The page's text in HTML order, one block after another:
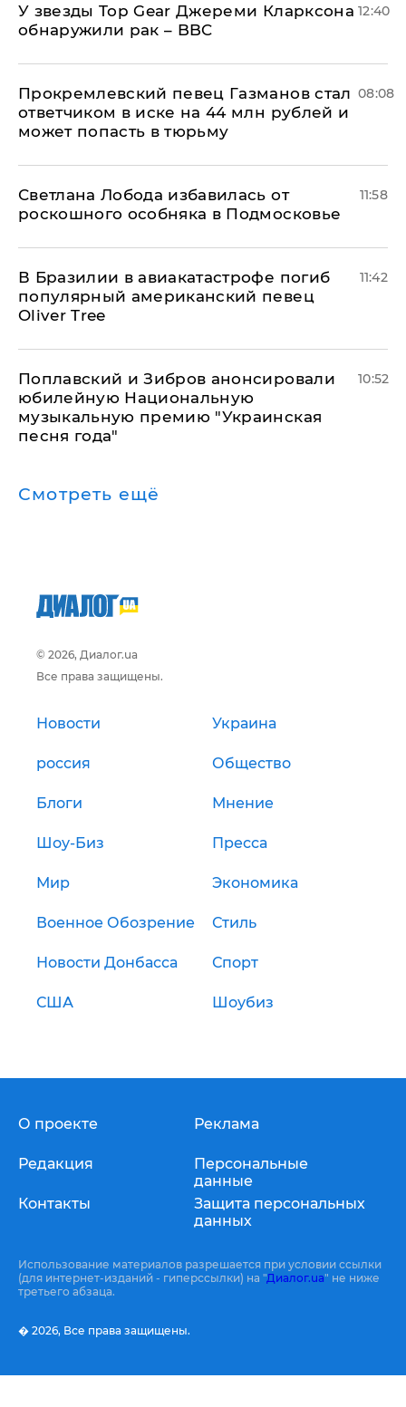
У звезды Top Gear Джереми Кларксона
обнаружили рак – BBC
12:40
Прокремлевский певец Газманов стал
ответчиком в иске на 44 млн рублей и
может попасть в тюрьму
08:08
Светлана Лобода избавилась от
роскошного особняка в Подмосковье
11:58
В Бразилии в авиакатастрофе погиб
популярный американский певец
Oliver Tree
11:42
Поплавский и Зибров анонсировали
юбилейную Национальную
музыкальную премию "Украинская
песня года"
10:52
Смотреть ещё
© 2026, Диалог.ua
Все права защищены.
Новости Украина
россия Общество
Блоги Мнение
Шоу-Биз Пресса
Мир Экономика
Военное Обозрение Стиль
Новости Донбасса Спорт
США Шоубиз
О проекте
Редакция
Контакты
Реклама
Персональные
данные
Защита персональных
данных
Использование материалов разрешается при условии ссылки
(для интернет-изданий - гиперссылки) на "Диалог.ua" не ниже
третьего абзаца.
� 2026, Все права защищены.